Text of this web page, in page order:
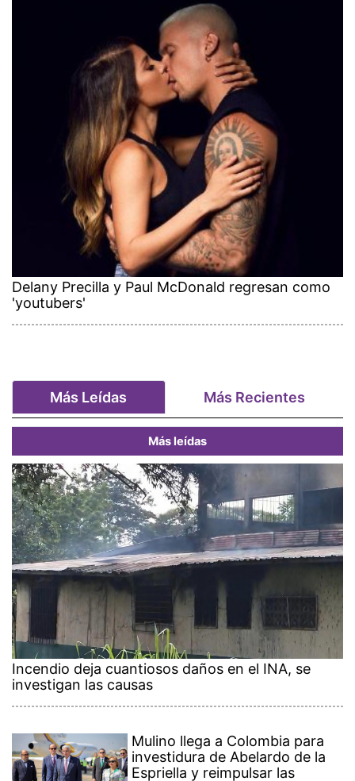
Delany Precilla y Paul McDonald regresan como
'youtubers'
Más Leídas Más Recientes
Más leídas
Incendio deja cuantiosos daños en el INA, se
investigan las causas
Mulino llega a Colombia para
investidura de Abelardo de la
Espriella y reimpulsar las